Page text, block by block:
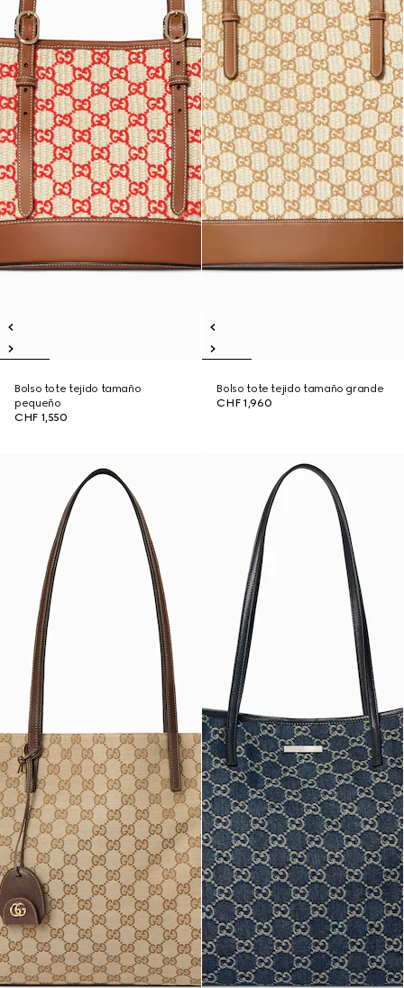
Bolso tote tejido tamaño
pequeño
CHF 1,550
Bolso tote tejido tamaño grande
CHF 1,960